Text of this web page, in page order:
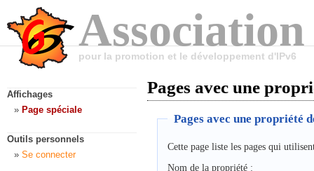
pour la promotion et le développement d'IPv6
Pages avec une
Pages avec une propriété
Cette page liste les pages qui
Nom de la propriété :
Affichages
Page spéciale
Outils personnels
Se connecter